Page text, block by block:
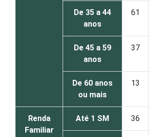
De 35 a 44
anos
61
De 45 a 59
anos
37
De 60 anos
ou mais
13
Renda
Familiar
Até 1 SM 36